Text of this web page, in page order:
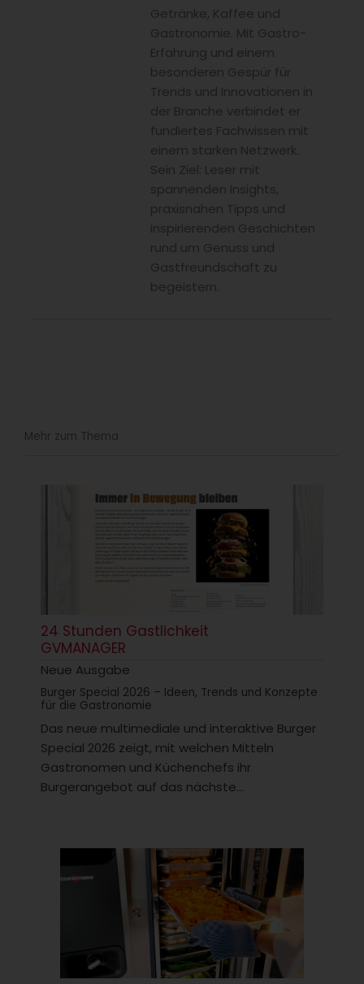
Getränke, Kaffee und
Gastronomie. Mit Gastro-
Erfahrung und einem
besonderen Gespür für
Trends und Innovationen in
der Branche verbindet er
fundiertes Fachwissen mit
einem starken Netzwerk.
Sein Ziel: Leser mit
spannenden Insights,
praxisnahen Tipps und
inspirierenden Geschichten
rund um Genuss und
Gastfreundschaft zu
begeistern.
Mehr zum Thema
24 Stunden Gastlichkeit
GVMANAGER
Neue Ausgabe
Burger Special 2026 – Ideen, Trends und Konzepte
für die Gastronomie
Das neue multimediale und interaktive Burger
Special 2026 zeigt, mit welchen Mitteln
Gastronomen und Küchenchefs ihr
Burgerangebot auf das nächste...